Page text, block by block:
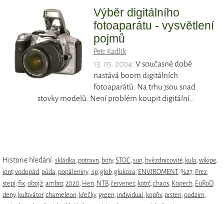
Výběr digitálního
fotoaparátu - vysvětlení
pojmů
Petr Kadlík
13. 05. 2004: V současné době
nastává boom digitálních
fotoaparátů. Na trhu jsou snad
stovky modelů. Není problém koupit digitální…
Historie hledání: skládka, potravn, boty,STOC,sun, hvězdnicovité, kula,wikipe,
iont,vodopád, půda, popáleniny, .sp, glob, glukoza, ENVIROMENT,%27, Prez,
stepi,fix,obojž,ambro,2020, Hen, NTB,červenec, kotrč,chaos, Kopech, EuRoD,
deny, kultivátor,chameleon, křečky, green, individual , kopřiv, prsten, podzim,